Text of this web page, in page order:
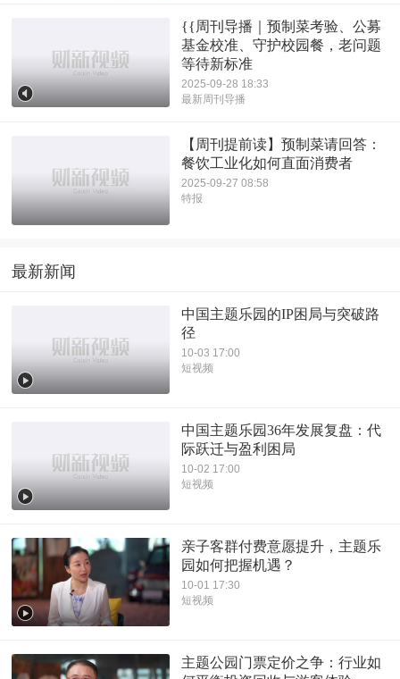
{{周刊导播｜预制菜考验、公募
基金校准、守护校园餐，老问题
等待新标准
2025-09-28 18:33
最新周刊导播
【周刊提前读】预制菜请回答：
餐饮工业化如何直面消费者
2025-09-27 08:58
特报
最新新闻
中国主题乐园的IP困局与突破路
径
10-03 17:00
短视频
中国主题乐园36年发展复盘：代
际跃迁与盈利困局
10-02 17:00
短视频
亲子客群付费意愿提升，主题乐
园如何把握机遇？
10-01 17:30
短视频
主题公园门票定价之争：行业如